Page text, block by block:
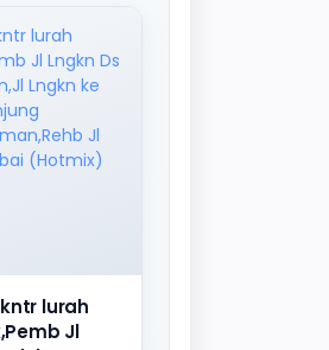
lurah
Jl